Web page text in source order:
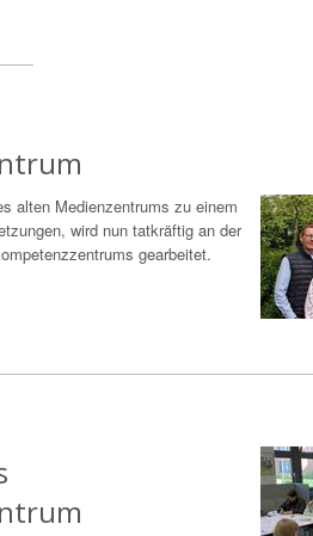
alten Medienzentrums zu einem
wird nun tatkräftig an der
gearbeitet.